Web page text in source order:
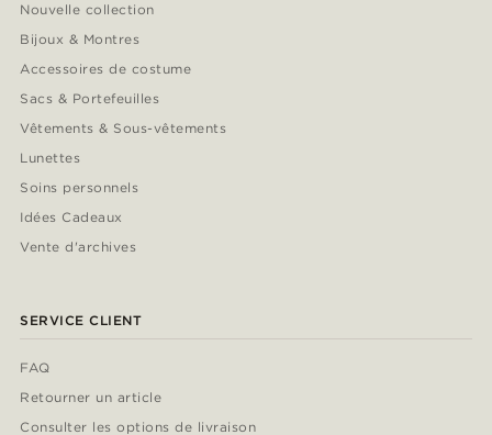
Nouvelle collection
Bijoux & Montres
Accessoires de costume
Sacs & Portefeuilles
Vêtements & Sous-vêtements
Lunettes
Soins personnels
Idées Cadeaux
Vente d'archives
SERVICE CLIENT
FAQ
Retourner un article
Consulter les options de livraison